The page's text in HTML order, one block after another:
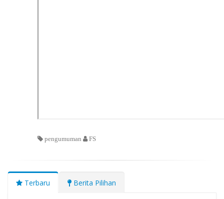
pengumuman FS
Terbaru Berita Pilihan